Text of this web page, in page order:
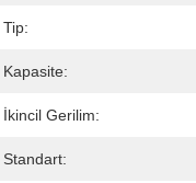
Tip:
Kapasite:
İkincil Gerilim:
Standart: